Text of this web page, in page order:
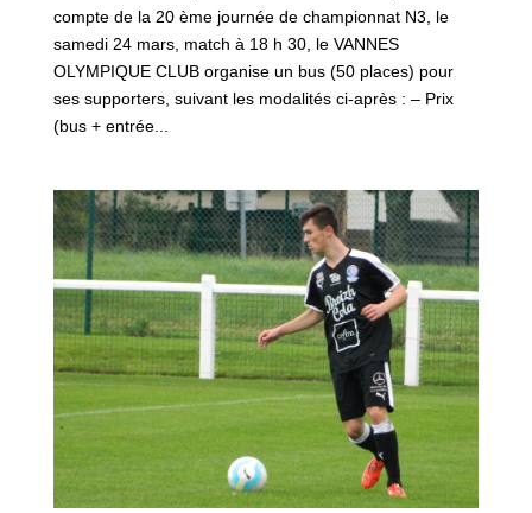
compte de la 20 ème journée de championnat N3, le
samedi 24 mars, match à 18 h 30, le VANNES
OLYMPIQUE CLUB organise un bus (50 places) pour
ses supporters, suivant les modalités ci-après : – Prix
(bus + entrée...